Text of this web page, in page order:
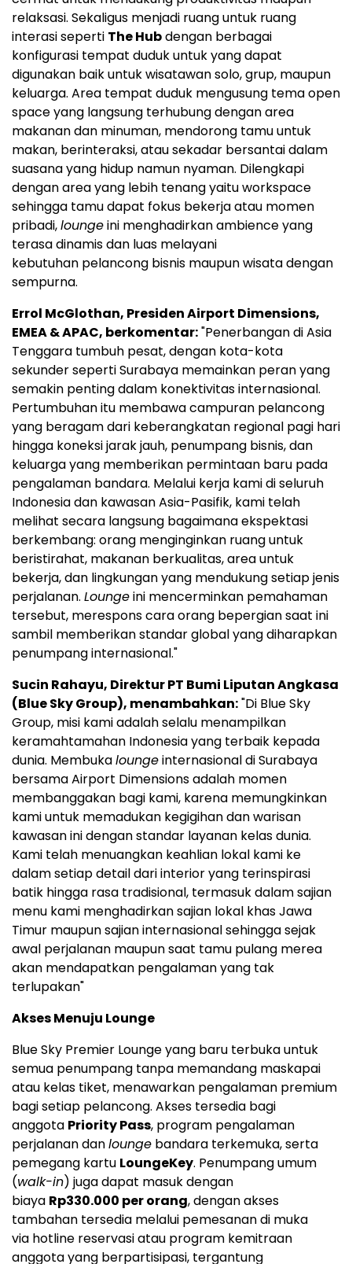
relaksasi. Sekaligus menjadi ruang untuk ruang
interasi seperti The Hubdengan berbagai
konfigurasi tempat duduk untuk yang dapat
digunakan baik untuk wisatawan solo, grup, maupun
keluarga. Area tempat duduk mengusung tema open
space yang langsung terhubung dengan area
makanan dan minuman, mendorong tamu untuk
makan, berinteraksi, atau sekadar bersantai dalam
suasana yang hidup namun nyaman. Dilengkapi
dengan area yang lebih tenang yaitu workspace
sehingga tamu dapat fokus bekerja atau momen
pribadi,loungeini menghadirkan ambience yang
terasa dinamis dan luas melayani
kebutuhan pelancong bisnis maupun wisata dengan
sempurna.
Errol McGlothan, Presiden Airport Dimensions,
EMEA & APAC, berkomentar:"Penerbangan di Asia
Tenggara tumbuh pesat, dengan kota-kota
sekunder seperti Surabaya memainkan peran yang
semakin penting dalam konektivitas internasional.
Pertumbuhan itu membawa campuran pelancong
yang beragam dari keberangkatan regional pagi hari
hingga koneksi jarak jauh, penumpang bisnis, dan
keluarga yang memberikan permintaan baru pada
pengalaman bandara. Melalui kerja kami di seluruh
Indonesia dan kawasan Asia-Pasifik, kami telah
melihat secara langsung bagaimana ekspektasi
berkembang: orang menginginkan ruang untuk
beristirahat, makanan berkualitas, area untuk
bekerja, dan lingkungan yang mendukung setiap jenis
perjalanan. Loungeini mencerminkan pemahaman
tersebut, merespons cara orang bepergian saat ini
sambil memberikan standar global yang diharapkan
penumpang internasional."
Sucin Rahayu, Direktur PT Bumi Liputan Angkasa
(Blue Sky Group), menambahkan:"Di Blue Sky
Group, misi kami adalah selalu menampilkan
keramahtamahan Indonesia yang terbaik kepada
dunia. Membukaloungeinternasional di Surabaya
bersama Airport Dimensions adalah momen
membanggakan bagi kami, karena memungkinkan
kami untuk memadukan kegigihan dan warisan
kawasan ini dengan standar layanan kelas dunia.
Kami telah menuangkan keahlian lokal kami ke
dalam setiap detail dari interior yang terinspirasi
batik hingga rasa tradisional, termasuk dalam sajian
menu kami menghadirkan sajian lokal khas Jawa
Timur maupun sajian internasional sehingga sejak
awal perjalanan maupun saat tamu pulang merea
akan mendapatkan pengalaman yang tak
terlupakan"
Akses Menuju Lounge
Blue Sky Premier Lounge yang baru terbuka untuk
semua penumpang tanpa memandang maskapai
atau kelas tiket, menawarkan pengalaman premium
bagi setiap pelancong. Akses tersedia bagi
anggota Priority Pass, program pengalaman
perjalanan danlounge bandara terkemuka, serta
pemegang kartu LoungeKey. Penumpang umum
(walk-in) juga dapat masuk dengan
biaya Rp330.000 per orang, dengan akses
tambahan tersedia melalui pemesanan di muka
via hotline reservasi atau program kemitraan
anggota yang berpartisipasi, tergantung